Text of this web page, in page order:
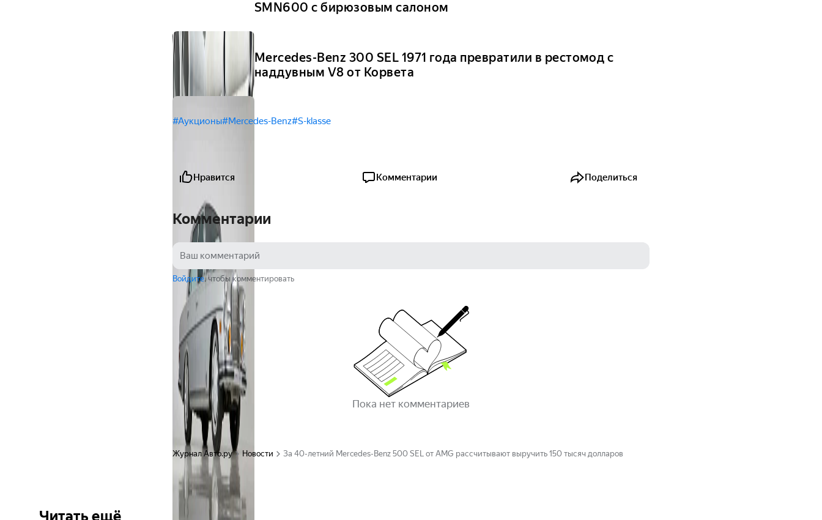
SMN600 с бирюзовым салоном
Mercedes-Benz 300 SEL 1971 года превратили в рестомод с
наддувным V8 от Корвета
#Аукционы#Mercedes-Benz#S-klasse
Нравится Комментарии Поделиться
Комментарии
Войдите, чтобы комментировать
Пока нет комментариев
Журнал Авто.ру Новости За 40-летний Mercedes-Benz 500 SEL от AMG рассчитывают выручить 150 тысяч долларов
Читать ещё